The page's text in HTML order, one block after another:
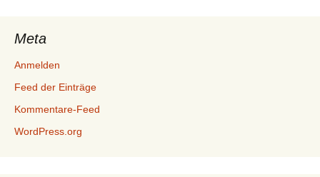
Meta
Anmelden
Feed der Einträge
Kommentare-Feed
WordPress.org